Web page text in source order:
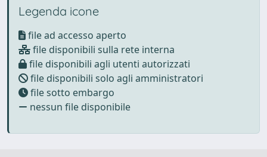
Legenda icone
file ad accesso aperto
file disponibili sulla rete interna
file disponibili agli utenti autorizzati
file disponibili solo agli amministratori
file sotto embargo
nessun file disponibile